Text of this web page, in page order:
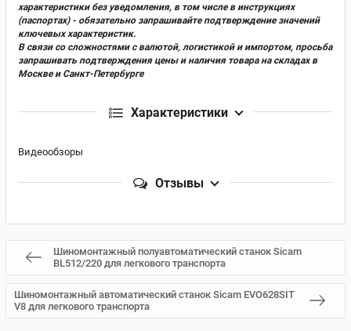
характеристики без уведомления, в том числе в инструкциях
(паспортах) - обязательно запрашивайте подтверждение значений
ключевых характеристик.
В связи со сложностями с валютой, логистикой и импортом, просьба
запрашивать подтверждения цены и наличия товара на складах в
Москве и Санкт-Петербурге
Характеристики
Видеообзоры
Отзывы
Шиномонтажный полуавтоматический станок Sicam
BL512/220 для легкового транспорта
Шиномонтажный автоматический станок Sicam EVO628SIT
V8 для легкового транспорта